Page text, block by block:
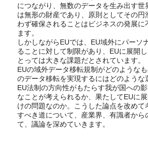
につながり、無数のデータを生み出す世
は無形の財産であり、原則としてその円
わず確保されることはビジネスの発展に
ます。
しかしながらEUでは、EU域外にパーソ
ることに対して制限があり、EUに展開
とっては大きな課題だとされています。
EUの域外データ移転規制がどのような
のデータ移転を実現するにはどのような
EU法制の方向性がもたらす我が国への
なことが考えられるか、果たしてEUに
けの問題なのか。こうした論点を改めて
すべき道について、産業界、有識者から
て、議論を深めていきます。